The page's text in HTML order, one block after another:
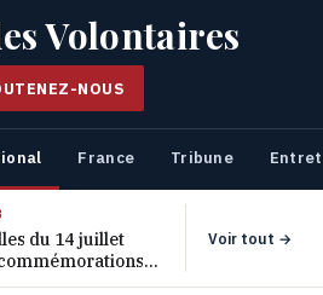
Volontaires
NOUS
France Tribune
du 14 juillet
ans de ce
Voir tout →